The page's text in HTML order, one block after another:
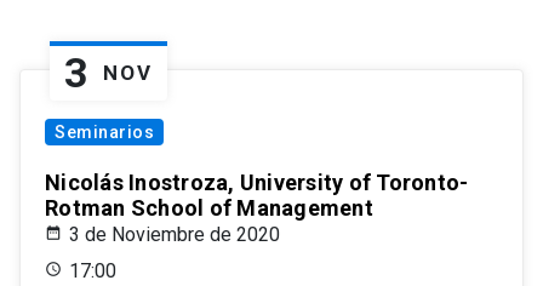
3 NOV
Seminarios
Nicolás Inostroza, University of Toronto-
Rotman School of Management
3 de Noviembre de 2020
17:00